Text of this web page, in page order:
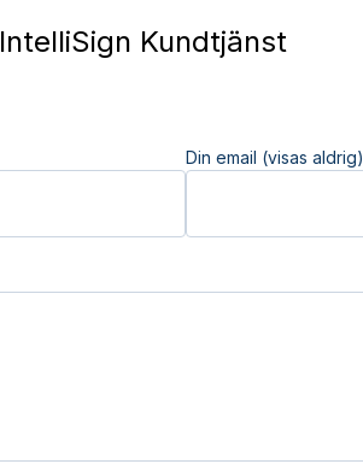
IntelliSign Kundtjänst
Din email (visas aldrig)